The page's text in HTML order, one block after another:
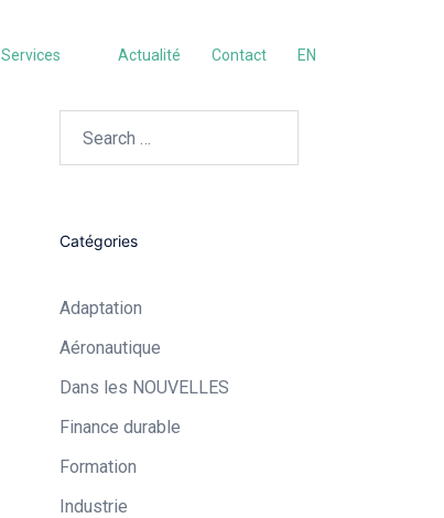
Services Actualité Contact EN
Catégories
Adaptation
Aéronautique​
Dans les NOUVELLES
Finance durable
Formation
Industrie​